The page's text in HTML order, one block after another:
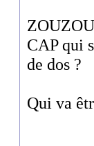
CAP qui
de dos ?
Qui va